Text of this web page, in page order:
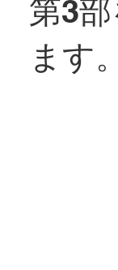
第3
ます。